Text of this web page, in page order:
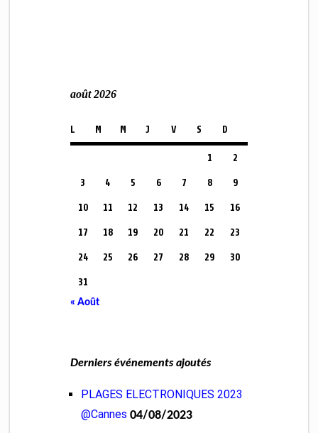
août 2026
L M M J V S D
1 2
3 4 5 6 7 8 9
10 11 12 13 14 15 16
17 18 19 20 21 22 23
24 25 26 27 28 29 30
31
« Août
Derniers événements ajoutés
PLAGES ELECTRONIQUES 2023
@Cannes 04/08/2023